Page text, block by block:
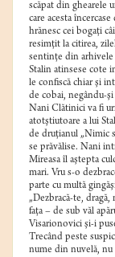
scăpat din ghearele
care acesta
hrănesc cei bogaţi
resimţit la citirea,
sentinţe din
Stalin atinsese cote
le confiscă chiar şi
de cobai, negându-
Nani Clătinici va fi
atotştiutoare a lui
de druţianul „Nimic
se prăvălise. Nani
Mireasa îl aştepta
mari. Vru s-o
parte cu multă
„Dezbracă-te,
faţa – de sub văl
Visarionovici şi-i
Trecând peste
nume din nuvelă,